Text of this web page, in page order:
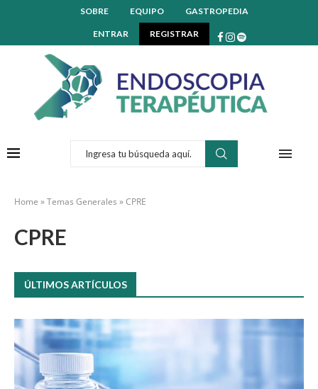
SOBRE EQUIPO GASTROPEDIA
ENTRAR REGISTRAR
Home »Temas Generales »CPRE
CPRE
ÚLTIMOS ARTÍCULOS